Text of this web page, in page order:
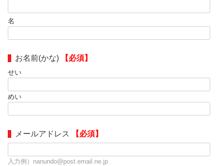
名
お名前(かな) 【必須】
せい
めい
メールアドレス 【必須】
入力例）nanundo@post.email.ne.jp